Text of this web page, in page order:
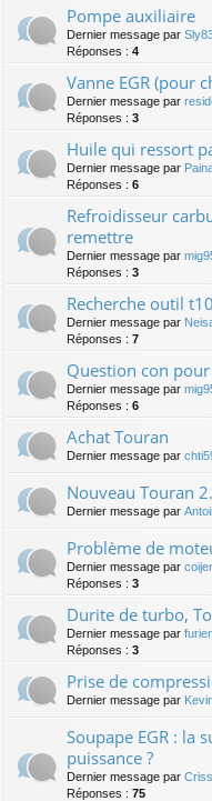
Pompe auxiliaire
Dernier message par
Réponses : 4
Vanne EGR (pour
Dernier message par
Réponses : 3
Huile qui ressort
Dernier message par
Réponses : 6
Refroidisseur
remettre
Dernier message par
Réponses : 3
Recherche outil
Dernier message par
Réponses : 7
Question con
Dernier message par
Réponses : 6
Achat Touran
Dernier message par
Nouveau Touran
Dernier message par
Problème de
Dernier message par coijer
Réponses : 3
Durite de turbo,
Dernier message par
Réponses : 3
Prise de
Dernier message par
Soupape EGR : la
puissance ?
Dernier message par
Réponses : 75